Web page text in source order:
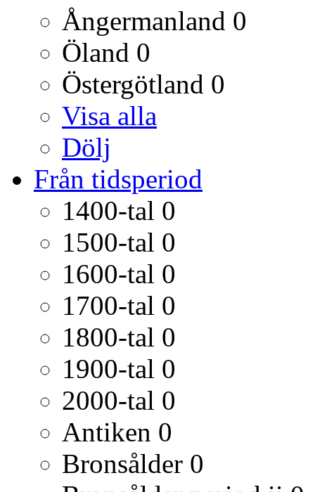
Ångermanland 0
Öland 0
Östergötland 0
Visa alla
Dölj
Från tidsperiod
1400-tal 0
1500-tal 0
1600-tal 0
1700-tal 0
1800-tal 0
1900-tal 0
2000-tal 0
Antiken 0
Bronsålder 0